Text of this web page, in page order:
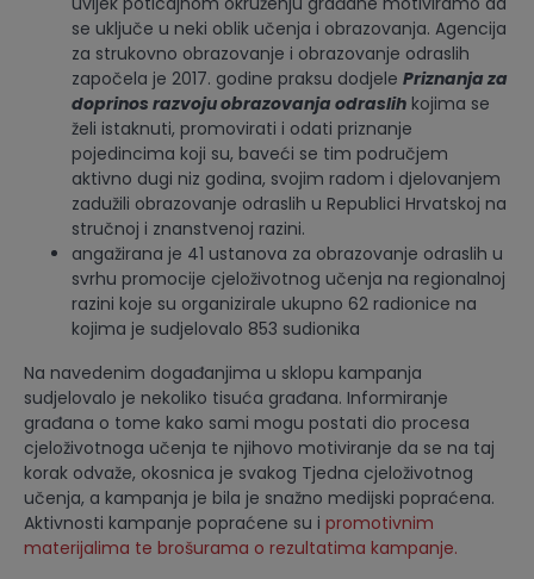
se uključe u neki oblik učenja i obrazovanja. Agencija
za strukovno obrazovanje i obrazovanje odraslih
započela je 2017. godine praksu dodjele Priznanja za
doprinos razvoju obrazovanja odraslih kojima se
želi istaknuti, promovirati i odati priznanje
pojedincima koji su, baveći se tim područjem
aktivno dugi niz godina, svojim radom i djelovanjem
zadužili obrazovanje odraslih u Republici Hrvatskoj na
stručnoj i znanstvenoj razini.
angažirana je 41 ustanova za obrazovanje odraslih u
svrhu promocije cjeloživotnog učenja na regionalnoj
razini koje su organizirale ukupno 62 radionice na
kojima je sudjelovalo 853 sudionika
Na navedenim događanjima u sklopu kampanja
sudjelovalo je nekoliko tisuća građana. Informiranje
građana o tome kako sami mogu postati dio procesa
cjeloživotnoga učenja te njihovo motiviranje da se na taj
korak odvaže, okosnica je svakog Tjedna cjeloživotnog
učenja, a kampanja je bila je snažno medijski popraćena.
Aktivnosti kampanje popraćene su i promotivnim
materijalima te brošurama o rezultatima kampanje.